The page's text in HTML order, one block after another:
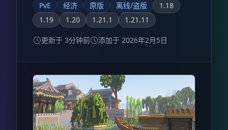
PvE
经济 原版 离线/盗版
1.18
1.19
1.20 1.21.1 1.21.11
更新于 3分钟前 添加于 2026年2月5日